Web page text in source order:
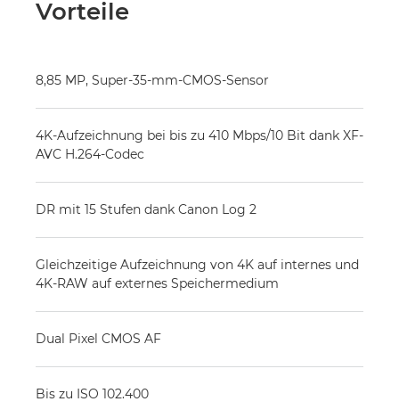
Vorteile
8,85 MP, Super-35-mm-CMOS-Sensor
4K-Aufzeichnung bei bis zu 410 Mbps/10 Bit dank XF-
AVC H.264-Codec
DR mit 15 Stufen dank Canon Log 2
Gleichzeitige Aufzeichnung von 4K auf internes und
4K-RAW auf externes Speichermedium
Dual Pixel CMOS AF
Bis zu ISO 102.400